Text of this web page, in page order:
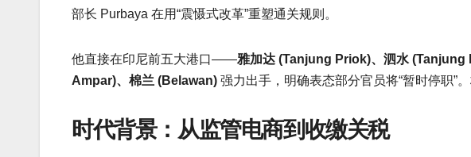
部长 Purbaya 在用“震慑式改革”重塑通关规则。
他直接在印尼前五大港口——雅加达 (Tanjung Priok)、泗水
Ampar)、棉兰 (Belawan) 强力出手，明确表态部分官员将“暂时停职”
时代背景：从监管电商到收缴关税